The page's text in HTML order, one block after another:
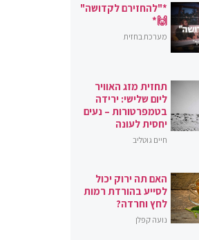
*"להחזירם לקדושה"
🙌*
מערכת בחזית
תחזית מזג האוויר
ליום שלישי: ירידה
בטמפרטורות – נעים
יחסית לעונה
חיים גוטליב
האם תה ירוק יכול
לסייע בהורדת רמות
לחץ וחרדה?
נועה קפלן